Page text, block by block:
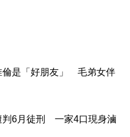
倫是「好朋友」 毛弟女伴
判6月徒刑 一家4口現身滷